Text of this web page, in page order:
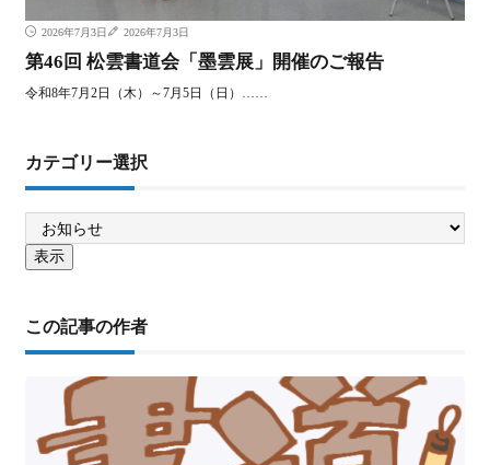
2026年7月3日 2026年7月3日
第46回 松雲書道会「墨雲展」開催のご報告
令和8年7月2日（木）～7月5日（日）……
カテゴリー選択
この記事の作者